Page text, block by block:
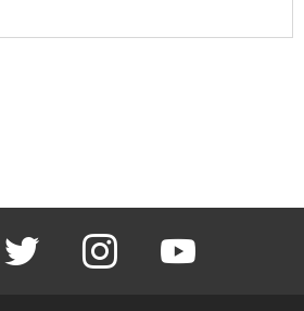
twitter instagram youtube